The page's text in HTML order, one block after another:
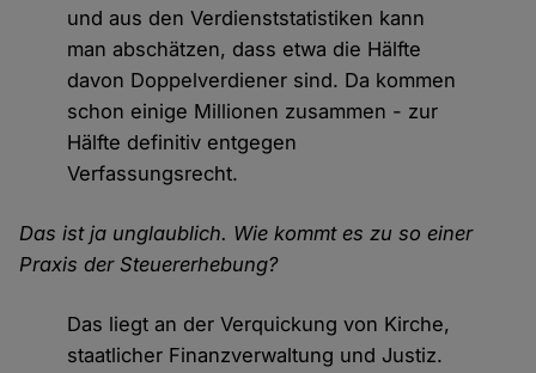
und aus den Verdienststatistiken kann
man abschätzen, dass etwa die Hälfte
davon Doppelverdiener sind. Da kommen
schon einige Millionen zusammen - zur
Hälfte definitiv entgegen
Verfassungsrecht.
Das ist ja unglaublich. Wie kommt es zu so einer
Praxis der Steuererhebung?
Das liegt an der Verquickung von Kirche,
staatlicher Finanzverwaltung und Justiz.